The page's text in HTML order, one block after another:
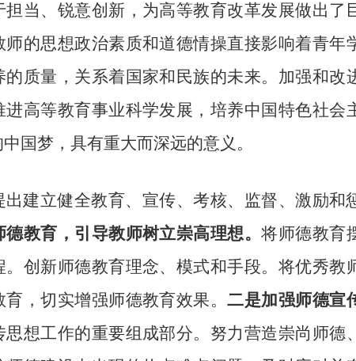
担当、锐意创新，为高等教育改革发展做出
的思想政治素质和道德情操直接影响着青年
的质量，关系着国家和民族的未来。加强和改
进高等教育事业科学发展，培养中国特色社
国梦，具有重大而深远的意义。
出建立健全教育、宣传、考核、监督、激励
德教育，引导教师树立崇高理想。将师德教育
。创新师德教育理念、模式和手段。将优秀教
育，切实增强师德教育效果。二是加强师德宣
思想工作的重要组成部分。努力营造崇尚师德